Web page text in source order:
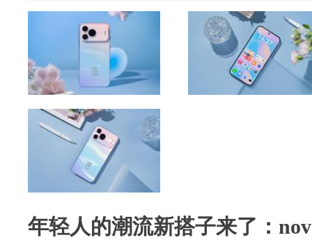
年轻人的潮流新搭子来了：